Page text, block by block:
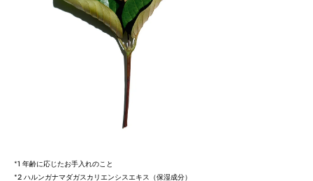
*1 年齢に応じたお手入れのこと
*2 ハルンガナマダガスカリエンシスエキス（保湿成分）